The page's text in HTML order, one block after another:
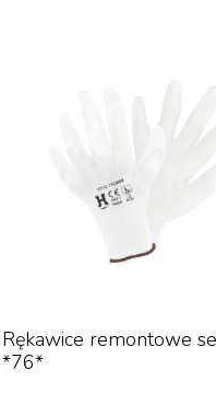
Rękawice remontowe
*76*